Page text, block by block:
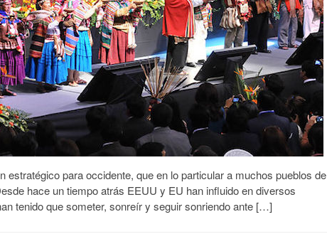
estratégico para occidente, que en lo particular a muchos pueblos de
hace un tiempo atrás EEUU y EU han influido en diversos
tenido que someter, sonreír y seguir sonriendo ante […]